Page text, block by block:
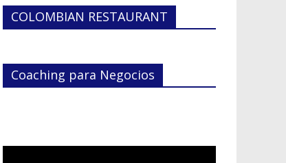
COLOMBIAN RESTAURANT
Coaching para Negocios